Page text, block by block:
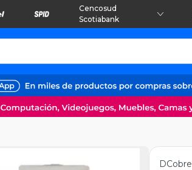
Cencosud
Scotiabank
DCobre